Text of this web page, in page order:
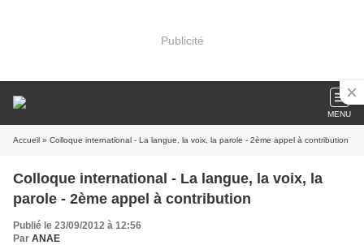
Publicité
MENU
Accueil » Colloque international - La langue, la voix, la parole - 2ème appel à contribution
Colloque international - La langue, la voix, la
parole - 2ème appel à contribution
Publié le 23/09/2012 à 12:56
Par ANAE